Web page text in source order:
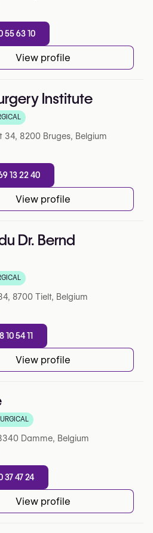
55 63 10
View profile
Institute
sur Google
8200 Bruges, Belgium
13 22 40
View profile
Dr. Bernd
sur Google
8700 Tielt, Belgium
10 54 11
View profile
5 sur Google
Damme, Belgium
37 47 24
View profile